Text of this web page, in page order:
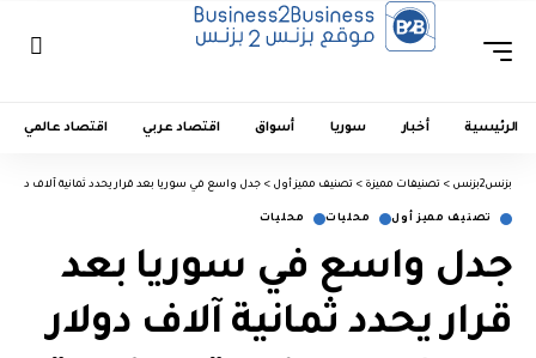
الرئيسية أخبار سوريا أسواق اقتصاد عربي اقتصاد عالمي
بزنس2بزنس > تصنيفات مميزة > تصنيف مميز أول > جدل واسع في سوريا بعد قرار يحدد ثمانية آلاف دولار
تصنيف مميز أول محليات محليات
جدل واسع في سوريا بعد
قرار يحدد ثمانية آلاف دولار